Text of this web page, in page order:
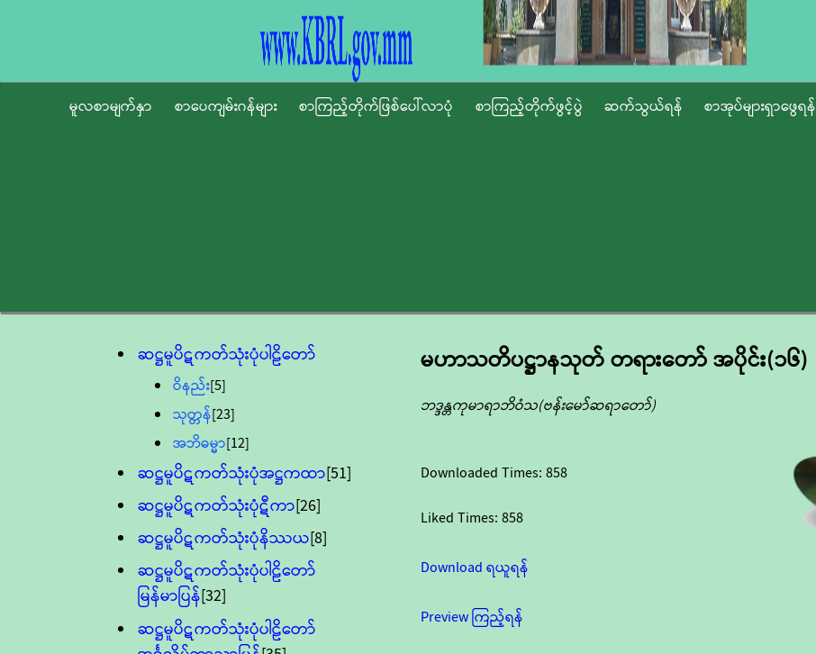
မူလစာမျက်နှာ စာပေကျမ်းဂန်များ စာကြည့်တိုက်ဖြစ်ပေါ်လာပုံ စာကြည့်တိုက်ဖွင့်ပွဲ ဆက်သွယ်ရန် စာအုပ်များရှာဖွေရန်
ဆဋ္ဌမူပိဋကတ်သုံးပုံပါဠိတော်
ဝိနည်း[5]
သုတ္တန်[23]
အဘိဓမ္မာ[12]
ဆဋ္ဌမူပိဋကတ်သုံးပုံအဋ္ဌကထာ[51]
ဆဋ္ဌမူပိဋကတ်သုံးပုံဋီကာ[26]
ဆဋ္ဌမူပိဋကတ်သုံးပုံနိဿယ[8]
ဆဋ္ဌမူပိဋကတ်သုံးပုံပါဠိတော်
မြန်မာပြန်[32]
ဆဋ္ဌမူပိဋကတ်သုံးပုံပါဠိတော်
မဟာသတိပဋ္ဌာနသုတ် တရားတော် အပိုင်း(၁၆)
ဘဒ္ဒန္တကုမာရာဘိဝံသ(ဗန်းမော်ဆရာတော်)
Downloaded Times: 858
Liked Times: 858
Download ရယူရန်
Preview ကြည့်ရန်